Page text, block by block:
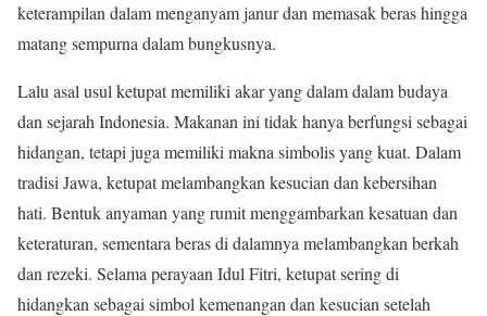
keterampilan dalam menganyam janur dan memasak beras hingga
matang sempurna dalam bungkusnya.
Lalu asal usul ketupat memiliki akar yang dalam dalam budaya
dan sejarah Indonesia. Makanan ini tidak hanya berfungsi sebagai
hidangan, tetapi juga memiliki makna simbolis yang kuat. Dalam
tradisi Jawa, ketupat melambangkan kesucian dan kebersihan
hati. Bentuk anyaman yang rumit menggambarkan kesatuan dan
keteraturan, sementara beras di dalamnya melambangkan berkah
dan rezeki. Selama perayaan Idul Fitri, ketupat sering di
hidangkan sebagai simbol kemenangan dan kesucian setelah